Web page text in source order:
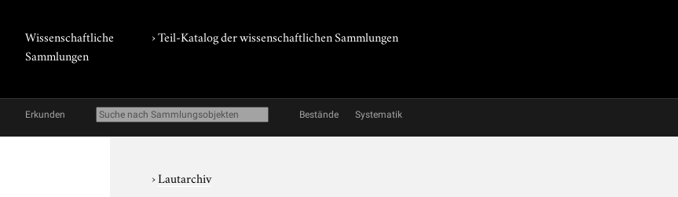
Wissenschaftliche
Sammlungen
› Teil-Katalog der wissenschaftlichen Sammlungen
Erkunden Bestände Systematik
›Lautarchiv